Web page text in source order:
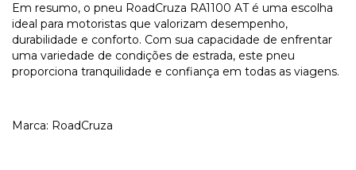
Em resumo, o pneu RoadCruza RA1100 AT é uma escolha
ideal para motoristas que valorizam desempenho,
durabilidade e conforto. Com sua capacidade de enfrentar
uma variedade de condições de estrada, este pneu
proporciona tranquilidade e confiança em todas as viagens.
Marca: RoadCruza